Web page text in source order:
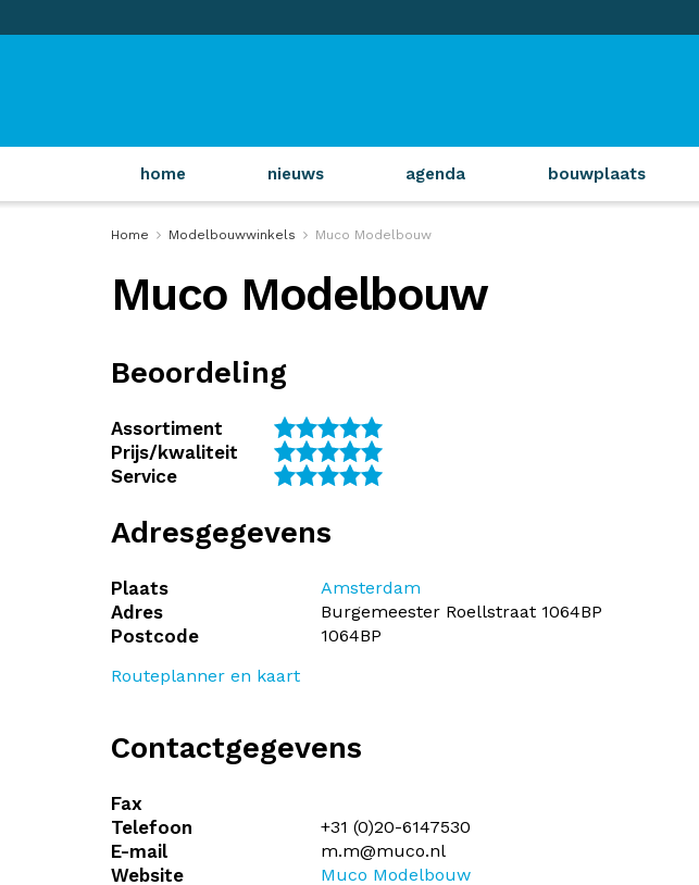
home nieuws agenda bouwplaats
Home Modelbouwwinkels Muco Modelbouw
Muco Modelbouw
Beoordeling
Assortiment
Prijs/kwaliteit
Service
Adresgegevens
Plaats Amsterdam
Adres Burgemeester Roellstraat 1064BP
Postcode
1064BP
Routeplanner en kaart
Contactgegevens
Fax
Telefoon
+31 (0)20-6147530
E-mail m.m@muco.nl
Website Muco Modelbouw